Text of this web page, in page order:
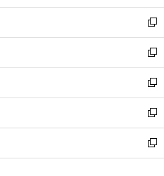
開
く
ウ
で
開
く
ン
ド
ウ
で
開
く
ウ
ィ
ン
ド
ウ
で
開
く
新
し
い
ウ
ィ
ン
ド
ウ
で
開
新
し
い
ウ
ィ
ン
ド
ウ
新
し
い
ウ
ィ
ン
新
し
い
ウ
新
し